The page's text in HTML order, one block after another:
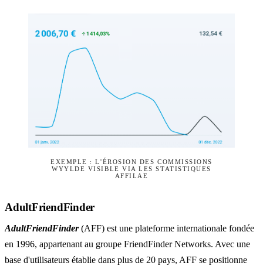
EXEMPLE : L'ÉROSION DES COMMISSIONS
WYYLDE VISIBLE VIA LES STATISTIQUES
AFFILAE
AdultFriendFinder
AdultFriendFinder(AFF) est une plateforme internationale fondée
en 1996, appartenant au groupe FriendFinder Networks. Avec une
base d'utilisateurs établie dans plus de 20 pays, AFF se positionne